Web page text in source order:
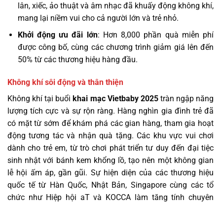
lân, xiếc, ảo thuật và âm nhạc đã khuấy động không khí,
mang lại niềm vui cho cả người lớn và trẻ nhỏ.
Khởi động ưu đãi lớn: Hơn 8,000 phần quà miễn phí
được công bố, cùng các chương trình giảm giá lên đến
50% từ các thương hiệu hàng đầu.
Không khí sôi động và thân thiện
Không khí tại buổikhai mạc Vietbaby 2025tràn ngập năng
lượng tích cực và sự rộn ràng. Hàng nghìn gia đình trẻ đã
có mặt từ sớm để khám phá các gian hàng, tham gia hoạt
động tương tác và nhận quà tặng. Các khu vực vui chơi
dành cho trẻ em, từ trò chơi phát triển tư duy đến đại tiệc
sinh nhật với bánh kem khổng lồ, tạo nên một không gian
lễ hội ấm áp, gần gũi. Sự hiện diện của các thương hiệu
quốc tế từ Hàn Quốc, Nhật Bản, Singapore cùng các tổ
chức như Hiệp hội aT và KOCCA làm tăng tính chuyên